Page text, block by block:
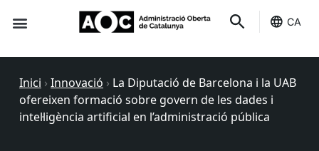
CA
Inici › Innovació › La Diputació de Barcelona i la UAB
ofereixen formació sobre govern de les dades i
intel·ligència artificial en l’administració pública